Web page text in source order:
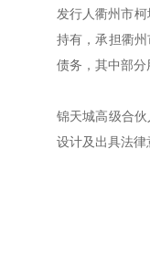
发行人衢州市
持有，承担衢
债务，其中部分
锦天城高级合伙
设计及出具法律